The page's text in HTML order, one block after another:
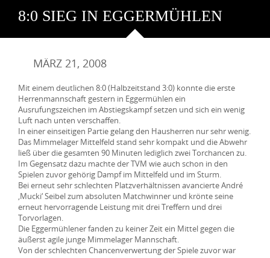
8:0 SIEG IN EGGERMÜHLEN
MÄRZ 21, 2008
Mit einem deutlichen 8:0 (Halbzeitstand 3:0) konnte die erste
Herrenmannschaft gestern in Eggermühlen ein
Ausrufungszeichen im Abstiegskampf setzen und sich ein wenig
Luft nach unten verschaffen.
In einer einseitigen Partie gelang den Hausherren nur sehr wenig.
Das Mimmelager Mittelfeld stand sehr kompakt und die Abwehr
ließ über die gesamten 90 Minuten lediglich zwei Torchancen zu.
Im Gegensatz dazu machte der TVM wie auch schon in den
Spielen zuvor gehörig Dampf im Mittelfeld und im Sturm.
Bei erneut sehr schlechten Platzverhältnissen avancierte André
‚Mucki‘ Seibel zum absoluten Matchwinner und krönte seine
erneut hervorragende Leistung mit drei Treffern und drei
Torvorlagen.
Die Eggermühlener fanden zu keiner Zeit ein Mittel gegen die
äußerst agile junge Mimmelager Mannschaft.
Von der schlechten Chancenverwertung der Spiele zuvor war